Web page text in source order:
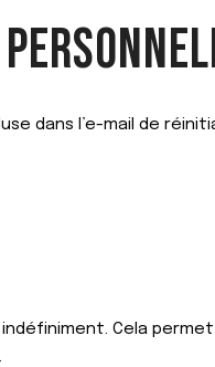
dans l’e-mail de
Cela